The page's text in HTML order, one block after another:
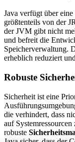
Java verfügt über
größtenteils von der
der JVM gibt nicht
und befreit die
Speicherverwaltung.
erheblich reduziert
Robuste
Sicherheit ist eine
die verhindert, dass
auf
robuste